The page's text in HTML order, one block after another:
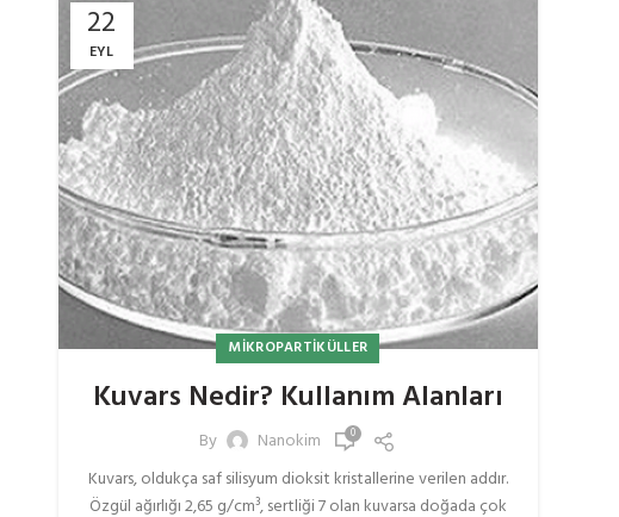
22
EYL
MIKROPARTIKÜLLER
Kuvars Nedir? Kullanım Alanları
By Nanokim 0
Kuvars, oldukça saf silisyum dioksit kristallerine verilen addır.
Özgül ağırlığı 2,65 g/cm³, sertliği 7 olan kuvarsa doğada çok